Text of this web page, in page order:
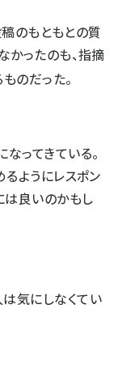
のもともとの質
かったのも、指摘
のだった。
ってきている。
ようにレスポン
は良いのかもし
気にしなくてい